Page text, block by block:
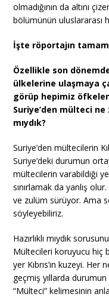
olmadığının da altını
bölümünün uluslararası
İşte röportajın
Özellikle son
ülkelerine ulaşmaya
görüp hepimiz
Suriye’den mülteci ne
mıydık?
Suriye’den mültecilerin
Suriye’deki durumun
mültecilerin varabildiği
sınırlamak da yanlış
ve zulüm sürüyor. Ama
söyleyebiliriz.
Hazırlıklı mıydık
Mültecileri koruyucu hiç
yer Kıbrıs’ın kuzeyi.
geçmiş yıllarda
“Mülteci” kelimesinin